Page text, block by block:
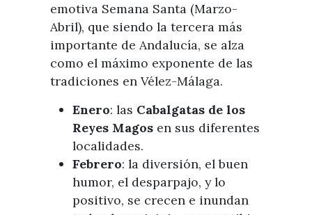
emotiva Semana Santa (Marzo-
Abril), que siendo la tercera más
importante de Andalucía, se alza
como el máximo exponente de las
tradiciones en Vélez-Málaga.
Enero: las Cabalgatas de los
Reyes Magos en sus diferentes
localidades.
Febrero: la diversión, el buen
humor, el desparpajo, y lo
positivo, se crecen e inundan